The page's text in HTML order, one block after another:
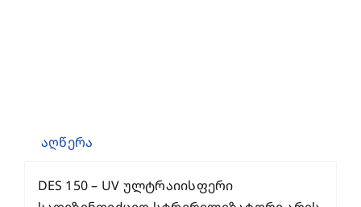
აღწერა
DES 150 – UV ულტრაიისფერი